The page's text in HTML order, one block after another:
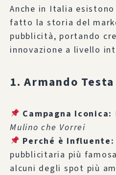
Anche in Italia
fatto la storia del
pubblicità, portando
innovazione a livello
1. Armando Testa
Campagna Iconica:
Mulino che Vorrei
Perché è Influente:
pubblicitaria più
alcuni degli spot più